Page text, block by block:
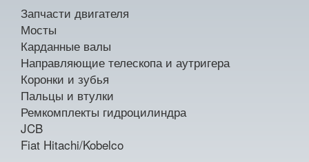
Запчасти двигателя
Мосты
Карданные валы
Направляющие телескопа и аутригера
Коронки и зубья
Пальцы и втулки
Ремкомплекты гидроцилиндра
JCB
Fiat Hitachi/Kobelco